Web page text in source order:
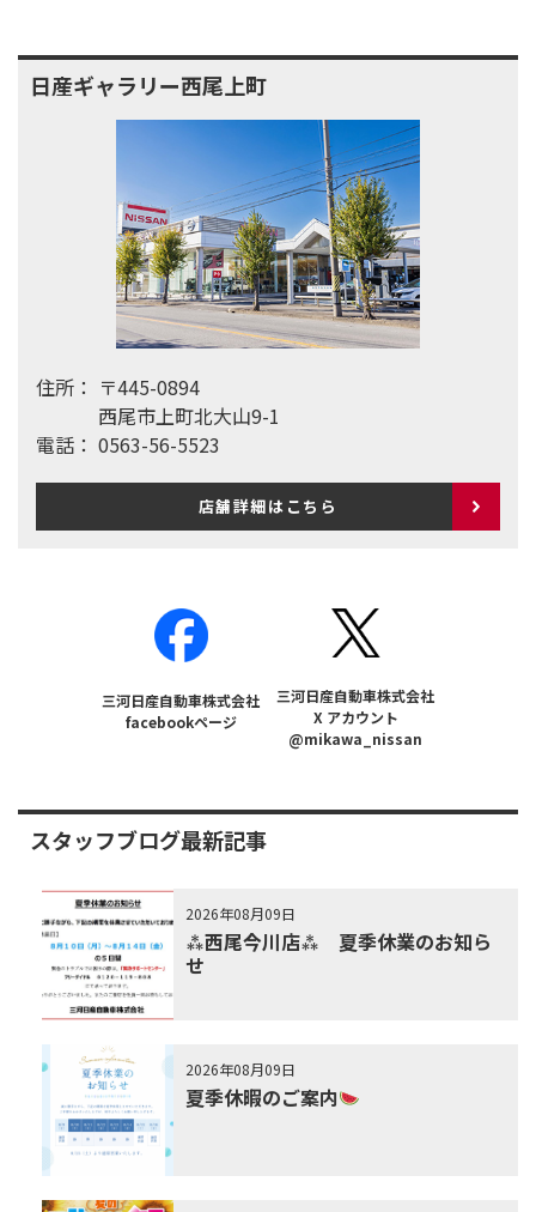
日産ギャラリー西尾上町
住所： 〒445-0894
西尾市上町北大山9-1
電話： 0563-56-5523
店舗詳細はこちら
三河日産自動車株式会社
facebookページ
三河日産自動車株式会社
X アカウント
@mikawa_nissan
スタッフブログ最新記事
2026年08月09日
⁂西尾今川店⁂ 夏季休業のお知ら
せ
2026年08月09日
夏季休暇のご案内